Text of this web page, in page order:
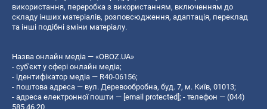
використання, переробка з використанням, включенням до
складу інших матеріалів, розповсюдження, адаптація, переклад
та інші подібні зміни матеріалу.
Назва онлайн медіа — «OBOZ.UA»
- суб'єкт у сфері онлайн медіа;
- ідентифікатор медіа — R40-06156;
- поштова адреса — вул. Деревообробна, буд. 7, м. Київ, 01013;
- адреса електронної пошти — [email protected] ; - телефон — (044)
585 46 20